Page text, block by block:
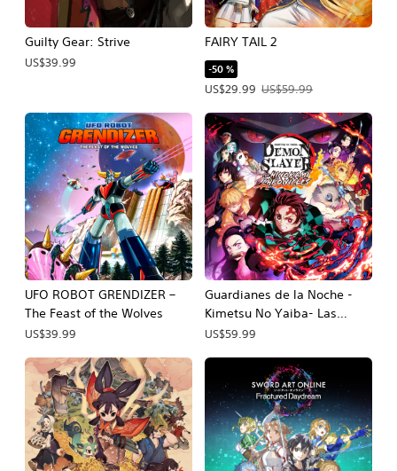
Guilty Gear: Strive
US$39.99
FAIRY TAIL 2
-50 %
US$29.99
Precio de la oferta: US$29.99.
US$59.99
UFO ROBOT GRENDIZER –
The Feast of the Wolves
US$39.99
Guardianes de la Noche -
Kimetsu No Yaiba- Las
Crónicas de Hinokami
US$59.99